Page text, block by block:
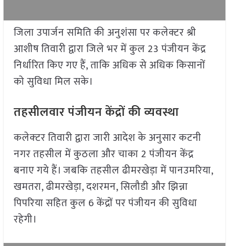
जिला उपार्जन समिति की अनुशंसा पर कलेक्टर श्री
आशीष तिवारी द्वारा जिले भर में कुल 23 पंजीयन केंद्र
निर्धारित किए गए हैं, ताकि अधिक से अधिक किसानों
को सुविधा मिल सके।
तहसीलवार पंजीयन केंद्रों की व्यवस्था
कलेक्‍टर तिवारी द्वारा जारी आदेश के अनुसार कटनी
नगर तहसील में कुठला और चाका 2 पंजीयन केंद्र
बनाए गये हैं। जबकि तहसील ढीमरखेड़ा में पानउमरिया,
खमतरा, ढीमरखेड़ा, दशरमन, सिलौडी और झिन्ना
पिपरिया सहित कुल 6 केंद्रों पर पंजीयन की सुविधा
रहेगी।